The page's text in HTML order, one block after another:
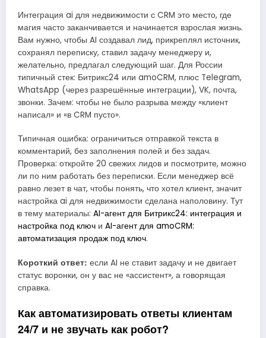
Интеграция ai для недвижимости с CRM это место, где
магия часто заканчивается и начинается взрослая жизнь.
Вам нужно, чтобы AI создавал лид, прикреплял источник,
сохранял переписку, ставил задачу менеджеру и,
желательно, предлагал следующий шаг. Для России
типичный стек: Битрикс24 или amoCRM, плюс Telegram,
WhatsApp (через разрешённые интеграции), VK, почта,
звонки. Зачем: чтобы не было разрыва между «клиент
написал» и «в CRM пусто».
Типичная ошибка: ограничиться отправкой текста в
комментарий, без заполнения полей и без задач.
Проверка: откройте 20 свежих лидов и посмотрите, можно
ли по ним работать без переписки. Если менеджер всё
равно лезет в чат, чтобы понять, что хотел клиент, значит
настройка ai для недвижимости сделана наполовину. Тут
в тему материалы: AI-агент для Битрикс24: интеграция и
настройка под ключ и AI-агент для amoCRM:
автоматизация продаж под ключ.
Короткий ответ: если AI не ставит задачу и не двигает
статус воронки, он у вас не «ассистент», а говорящая
справка.
Как автоматизировать ответы клиентам
24/7 и не звучать как робот?